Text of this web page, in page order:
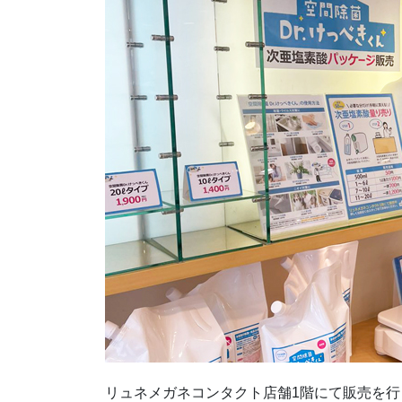
リュネメガネコンタクト店舗1階にて販売を